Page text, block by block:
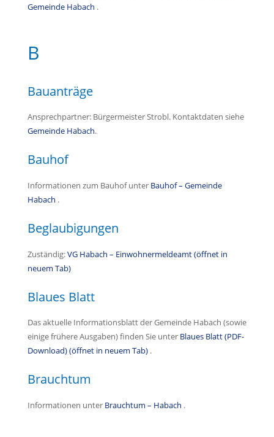
Gemeinde Habach .
B
Bauanträge
Ansprechpartner: Bürgermeister Strobl. Kontaktdaten siehe
Gemeinde Habach.
Bauhof
Informationen zum Bauhof unter Bauhof – Gemeinde
Habach .
Beglaubigungen
Zuständig:VG Habach – Einwohnermeldeamt (öffnet in
neuem Tab)
Blaues Blatt
Das aktuelle Informationsblatt der Gemeinde Habach (sowie
einige frühere Ausgaben) finden Sie unter Blaues Blatt (PDF-
Download) (öffnet in neuem Tab) .
Brauchtum
Informationen unter Brauchtum – Habach .